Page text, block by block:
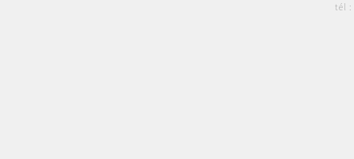
tél :